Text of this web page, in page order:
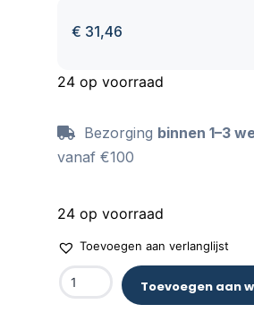
€ 31,46
24 op voorraad
Bezorging binnen 1–3
vanaf €100
24 op voorraad
Toevoegen aan verlanglijst
Toevoegen aan